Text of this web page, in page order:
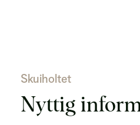
Skuiholtet
Nyttig